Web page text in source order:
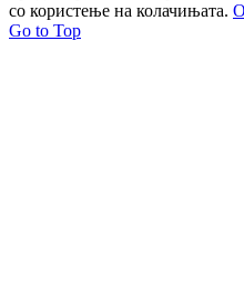
со користење на колачињата.
Go to Top